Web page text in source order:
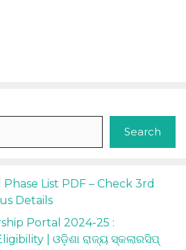
Search
List PDF – Check 3rd
Details
Portal 2024-25 :
| ଓଡ଼ିଶା ରାଜ୍ୟ ସ୍କଲାରସିପ୍